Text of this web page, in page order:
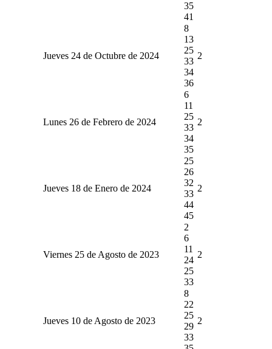
35
41
Jueves 24 de Octubre de 2024
8
13
25
33
34
36
2
Lunes 26 de Febrero de 2024
6
11
25
33
34
35
2
Jueves 18 de Enero de 2024
25
26
32
33
44
45
2
Viernes 25 de Agosto de 2023
2
6
11
24
25
33
2
Jueves 10 de Agosto de 2023
8
22
25
29
33
2